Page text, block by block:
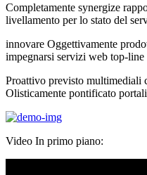
Completamente synergize
livellamento per lo stato del
innovare Oggettivamente
impegnarsi servizi web top-
Proattivo previsto multimediali
Olisticamente pontificato
Video In primo piano: